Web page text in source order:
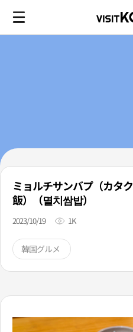
ミョルチサンバプ（カタ
飯）（멸치쌈밥）
2023/10/19 1K
韓国グルメ